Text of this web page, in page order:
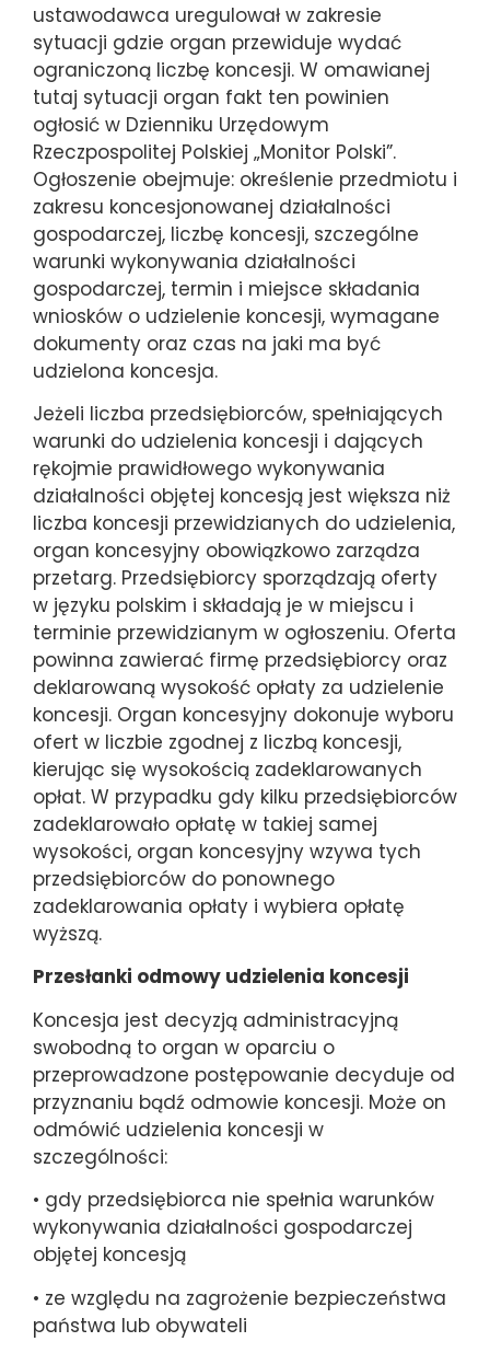
ustawodawca uregulował w zakresie
sytuacji gdzie organ przewiduje wydać
ograniczoną liczbę koncesji. W omawianej
tutaj sytuacji organ fakt ten powinien
ogłosić w Dzienniku Urzędowym
Rzeczpospolitej Polskiej „Monitor Polski”.
Ogłoszenie obejmuje: określenie przedmiotu i
zakresu koncesjonowanej działalności
gospodarczej, liczbę koncesji, szczególne
warunki wykonywania działalności
gospodarczej, termin i miejsce składania
wniosków o udzielenie koncesji, wymagane
dokumenty oraz czas na jaki ma być
udzielona koncesja.
Jeżeli liczba przedsiębiorców, spełniających
warunki do udzielenia koncesji i dających
rękojmie prawidłowego wykonywania
działalności objętej koncesją jest większa niż
liczba koncesji przewidzianych do udzielenia,
organ koncesyjny obowiązkowo zarządza
przetarg. Przedsiębiorcy sporządzają oferty
w języku polskim i składają je w miejscu i
terminie przewidzianym w ogłoszeniu. Oferta
powinna zawierać firmę przedsiębiorcy oraz
deklarowaną wysokość opłaty za udzielenie
koncesji. Organ koncesyjny dokonuje wyboru
ofert w liczbie zgodnej z liczbą koncesji,
kierując się wysokością zadeklarowanych
opłat. W przypadku gdy kilku przedsiębiorców
zadeklarowało opłatę w takiej samej
wysokości, organ koncesyjny wzywa tych
przedsiębiorców do ponownego
zadeklarowania opłaty i wybiera opłatę
wyższą.
Przesłanki odmowy udzielenia koncesji
Koncesja jest decyzją administracyjną
swobodną to organ w oparciu o
przeprowadzone postępowanie decyduje od
przyznaniu bądź odmowie koncesji. Może on
odmówić udzielenia koncesji w
szczególności:
• gdy przedsiębiorca nie spełnia warunków
wykonywania działalności gospodarczej
objętej koncesją
• ze względu na zagrożenie bezpieczeństwa
państwa lub obywateli